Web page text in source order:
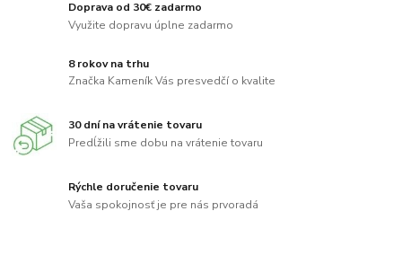
Doprava od 30€ zadarmo
Využite dopravu úplne zadarmo
8 rokov na trhu
Značka Kameník Vás presvedčí o kvalite
30 dní na vrátenie tovaru
Predĺžili sme dobu na vrátenie tovaru
Rýchle doručenie tovaru
Vaša spokojnosť je pre nás prvoradá